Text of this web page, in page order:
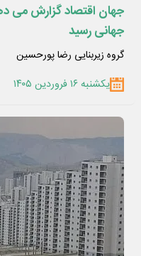
جهان اقتصاد گزارش می
جهانی رسید
گروه زیربنایی رضا پورحسین
یکشنبه ۱۶ فروردین ۱۴۰۵